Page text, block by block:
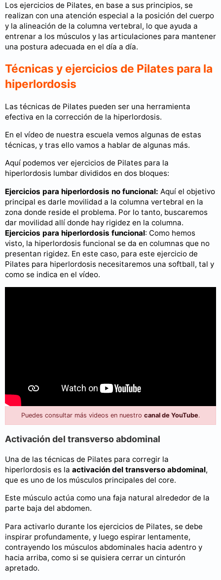
Los ejercicios de Pilates, en base a sus principios, se
realizan con una atención especial a la posición del cuerpo
y la alineación de la columna vertebral, lo que ayuda a
entrenar a los músculos y las articulaciones para mantener
una postura adecuada en el día a día.
Técnicas y ejercicios de Pilates para la
hiperlordosis
Las técnicas de Pilates pueden ser una herramienta
efectiva en la corrección de la hiperlordosis.
En el vídeo de nuestra escuela vemos algunas de estas
técnicas, y tras ello vamos a hablar de algunas más.
Aquí podemos ver ejercicios de Pilates para la
hiperlordosis lumbar divididos en dos bloques:
Ejercicios para hiperlordosis no funcional: Aquí el objetivo
principal es darle movilidad a la columna vertebral en la
zona donde reside el problema. Por lo tanto, buscaremos
dar movilidad allí donde hay rigidez en la columna.
Ejercicios para hiperlordosis funcional: Como hemos
visto, la hiperlordosis funcional se da en columnas que no
presentan rigidez. En este caso, para este ejercicio de
Pilates para hiperlordosis necesitaremos una softball, tal y
como se indica en el vídeo.
Puedes consultar más videos en nuestro canal de YouTube.
Activación del transverso abdominal
Una de las técnicas de Pilates para corregir la
hiperlordosis es la activación del transverso abdominal,
que es uno de los músculos principales del core.
Este músculo actúa como una faja natural alrededor de la
parte baja del abdomen.
Para activarlo durante los ejercicios de Pilates, se debe
inspirar profundamente, y luego espirar lentamente,
contrayendo los músculos abdominales hacia adentro y
hacia arriba, como si se quisiera cerrar un cinturón
apretado.